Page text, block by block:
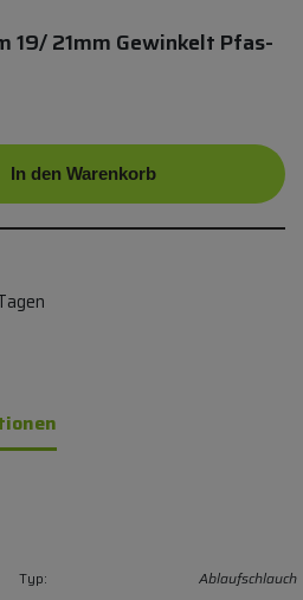
19/ 21mm Gewinkelt Pfas-
In den Warenkorb
Typ: Ablaufschlauch